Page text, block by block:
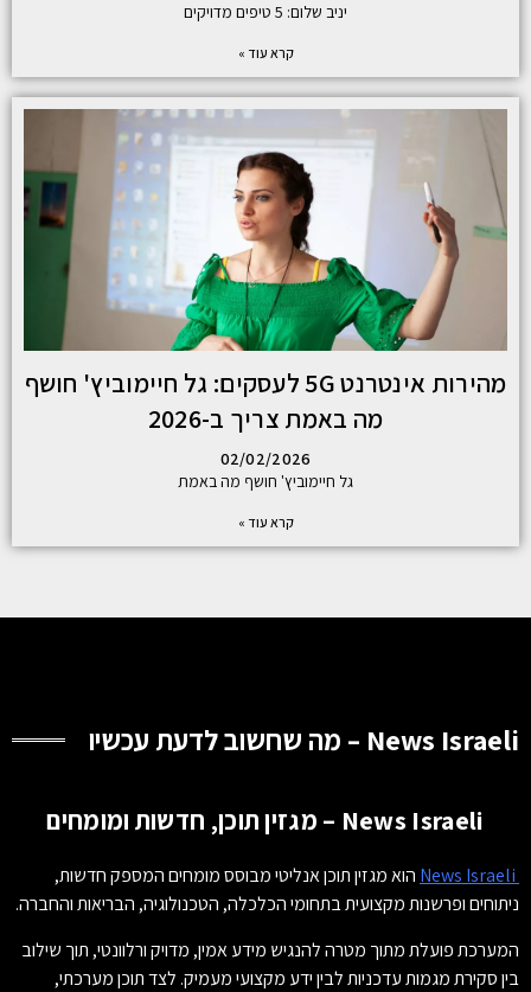
יניב שלום: 5 טיפים מדויקים
קרא עוד »
מהירות אינטרנט 5G לעסקים: גל חיימוביץ' חושף
מה באמת צריך ב-2026
02/02/2026
גל חיימוביץ' חושף מה באמת
קרא עוד »
News Israeli – מה שחשוב לדעת עכשיו
News Israeli – מגזין תוכן, חדשות ומומחים
הוא מגזין תוכן אנליטי מבוסס מומחים המספק חדשות,
ניתוחים ופרשנות מקצועית בתחומי הכלכלה, הטכנולוגיה, הבריאות והחברה.
המערכת פועלת מתוך מטרה להנגיש מידע אמין, מדויק ורלוונטי, תוך שילוב
בין סקירת מגמות עדכניות לבין ידע מקצועי מעמיק. לצד תוכן מערכתי,